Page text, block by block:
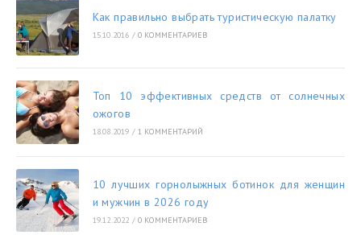
Как правильно выбрать туристическую палатку
15.10.2016 / 0 КОММЕНТАРИЕВ
Топ 10 эффективных средств от солнечных
ожогов
18.08.2019 / 1 КОММЕНТАРИЙ
10 лучших горнолыжных ботинок для женщин
и мужчин в 2026 году
19.12.2022 / 0 КОММЕНТАРИЕВ